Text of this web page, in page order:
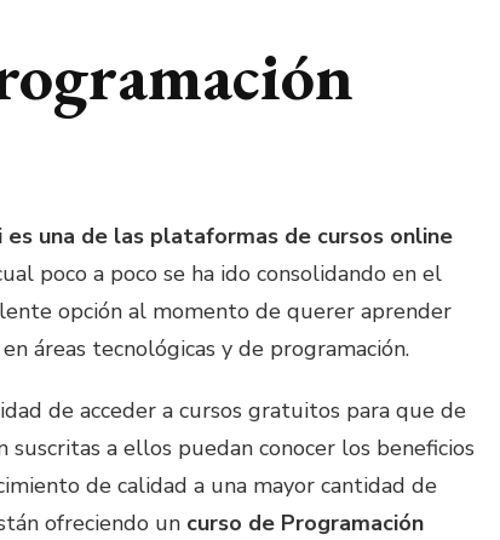
es una de las plataformas de cursos online
poco a poco se ha ido consolidando en el
opción al momento de querer aprender
áreas tecnológicas y de programación.
de acceder a cursos gratuitos para que de
a ellos puedan conocer los beneficios
de calidad a una mayor cantidad de
ofreciendo un curso de Programación